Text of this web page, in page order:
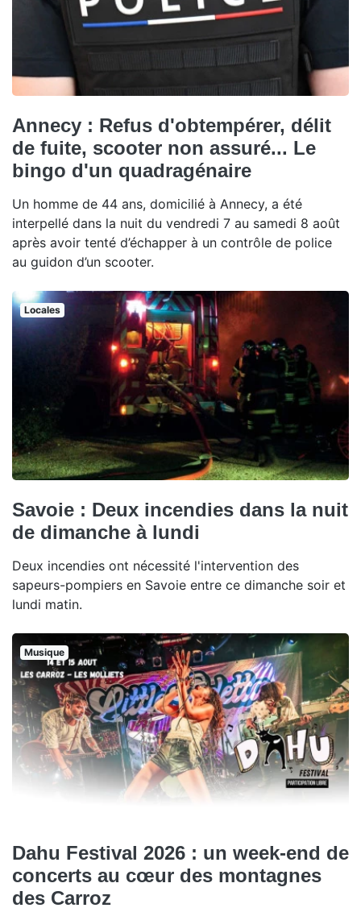
Annecy : Refus d'obtempérer, délit
de fuite, scooter non assuré... Le
bingo d'un quadragénaire
Un homme de 44 ans, domicilié à Annecy, a été
interpellé dans la nuit du vendredi 7 au samedi 8 août
après avoir tenté d’échapper à un contrôle de police
au guidon d’un scooter.
Locales
Savoie : Deux incendies dans la nuit
de dimanche à lundi
Deux incendies ont nécessité l'intervention des
sapeurs-pompiers en Savoie entre ce dimanche soir et
lundi matin.
Musique
Dahu Festival 2026 : un week-end de
concerts au cœur des montagnes
des Carroz